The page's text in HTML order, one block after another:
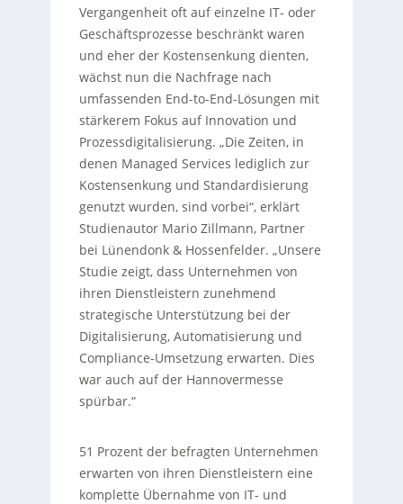
Vergangenheit oft auf einzelne IT- oder
Geschäftsprozesse beschränkt waren
und eher der Kostensenkung dienten,
wächst nun die Nachfrage nach
umfassenden End-to-End-Lösungen mit
stärkerem Fokus auf Innovation und
Prozessdigitalisierung. „Die Zeiten, in
denen Managed Services lediglich zur
Kostensenkung und Standardisierung
genutzt wurden, sind vorbei“, erklärt
Studienautor Mario Zillmann, Partner
bei Lünendonk & Hossenfelder. „Unsere
Studie zeigt, dass Unternehmen von
ihren Dienstleistern zunehmend
strategische Unterstützung bei der
Digitalisierung, Automatisierung und
Compliance-Umsetzung erwarten. Dies
war auch auf der Hannovermesse
spürbar.“
51 Prozent der befragten Unternehmen
erwarten von ihren Dienstleistern eine
komplette Übernahme von IT- und